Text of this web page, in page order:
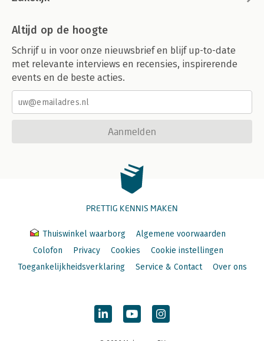
Altijd op de hoogte
Schrijf u in voor onze nieuwsbrief en blijf up-to-date
met relevante interviews en recensies, inspirerende
events en de beste acties.
Aanmelden
PRETTIG KENNIS MAKEN
Thuiswinkel waarborg
Algemene voorwaarden
Colofon
Privacy Cookies
Cookie instellingen
Toegankelijkheidsverklaring
Service & Contact Over ons